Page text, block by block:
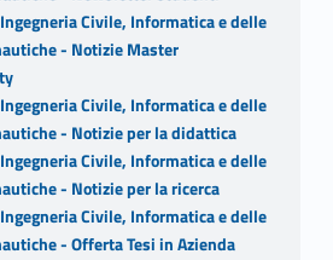
Civile, Informatica e delle
- Notizie Master
Civile, Informatica e delle
- Notizie per la didattica
Civile, Informatica e delle
- Notizie per la ricerca
Civile, Informatica e delle
- Offerta Tesi in Azienda